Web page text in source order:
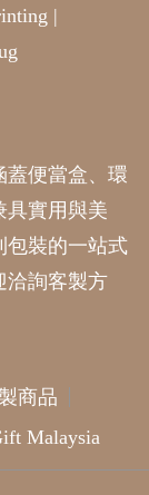
|
蓋便當盒、環
具實用與美
包裝的一站式
洽詢客製方
商品
Malaysia